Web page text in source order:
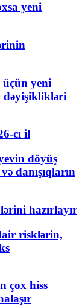
yeni
yeni
dəyişiklikləri
cı il
döyüş
danışıqların
hazırlayır
risklərin,
çox hiss